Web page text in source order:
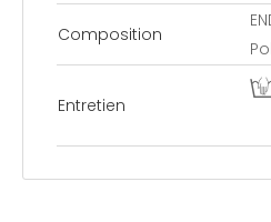
Composition
Entretien